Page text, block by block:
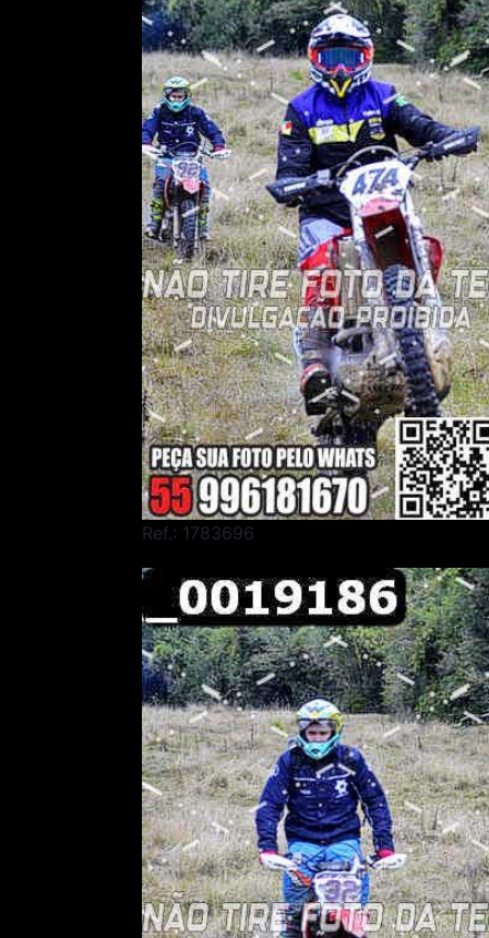
Ref.: 1783696